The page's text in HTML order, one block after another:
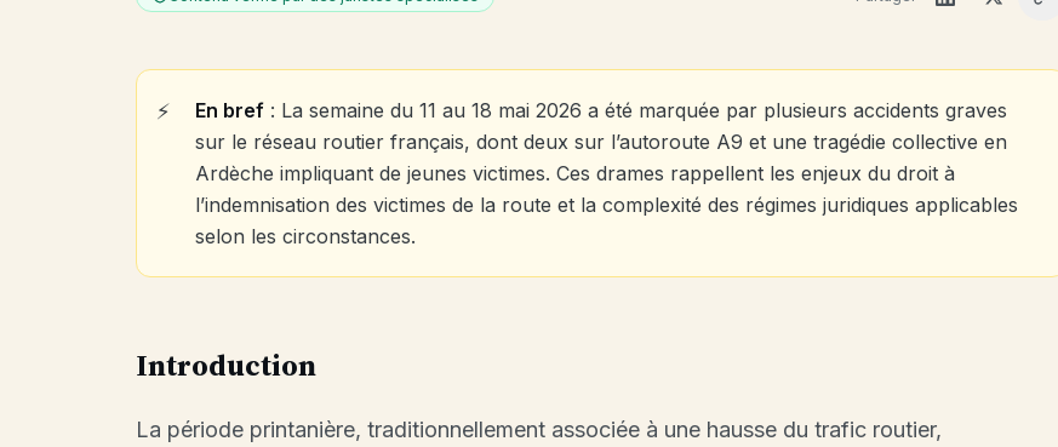
En bref : La semaine du 11 au 18 mai 2026 a été marquée par plusieurs accidents graves
sur le réseau routier français, dont deux sur l’autoroute A9 et une tragédie collective en
Ardèche impliquant de jeunes victimes. Ces drames rappellent les enjeux du droit à
l’indemnisation des victimes de la route et la complexité des régimes juridiques applicables
selon les circonstances.
Introduction
La période printanière, traditionnellement associée à une hausse du trafic routier,